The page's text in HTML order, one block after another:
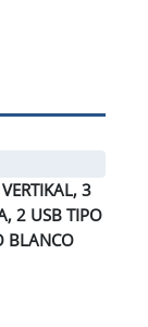
3
2 USB TIPO
BLANCO